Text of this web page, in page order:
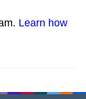
Learn how